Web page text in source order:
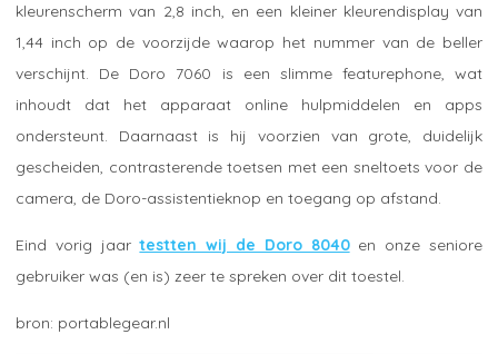
kleurenscherm van 2,8 inch, en een kleiner kleurendisplay van
1,44 inch op de voorzijde waarop het nummer van de beller
verschijnt. De Doro 7060 is een slimme featurephone, wat
inhoudt dat het apparaat online hulpmiddelen en apps
ondersteunt. Daarnaast is hij voorzien van grote, duidelijk
gescheiden, contrasterende toetsen met een sneltoets voor de
camera, de Doro-assistentieknop en toegang op afstand.
Eind vorig jaartestten wij de Doro 8040en onze seniore
gebruiker was (en is) zeer te spreken over dit toestel.
portablegear.nl